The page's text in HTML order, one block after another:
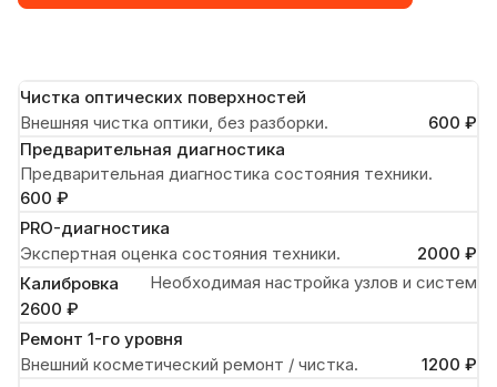
Чистка оптических поверхностей
Внешняя чистка оптики, без разборки.
600 ₽
Предварительная диагностика
Предварительная диагностика состояния техники.
600 ₽
PRO-диагностика
Экспертная оценка состояния техники.
2000 ₽
Калибровка
Необходимая настройка узлов и систем
2600 ₽
Ремонт 1-го уровня
Внешний косметический ремонт / чистка.
1200 ₽